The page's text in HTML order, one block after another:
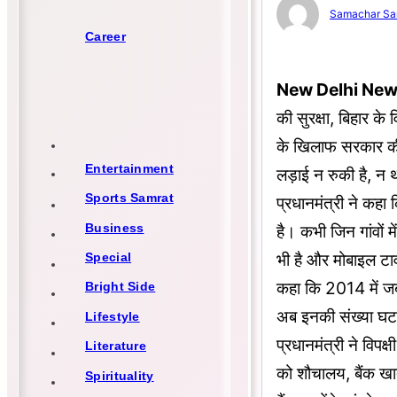
Career
Entertainment
Sports Samrat
Business
Special
Bright Side
Lifestyle
Literature
Spirituality
Samachar
New Delhi
की सुरक्षा, बिहार
के खिलाफ सरकार
लड़ाई न रुकी है, न
प्रधानमंत्री ने कहा
है। कभी जिन गांवों
भी है और मोबाइल
कहा कि 2014 में
अब इनकी संख्या
प्रधानमंत्री ने
को शौचालय, बैंक